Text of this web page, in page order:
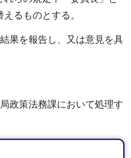
るものとする。
果を報告し、又は意見を具
政策法務課において処理す